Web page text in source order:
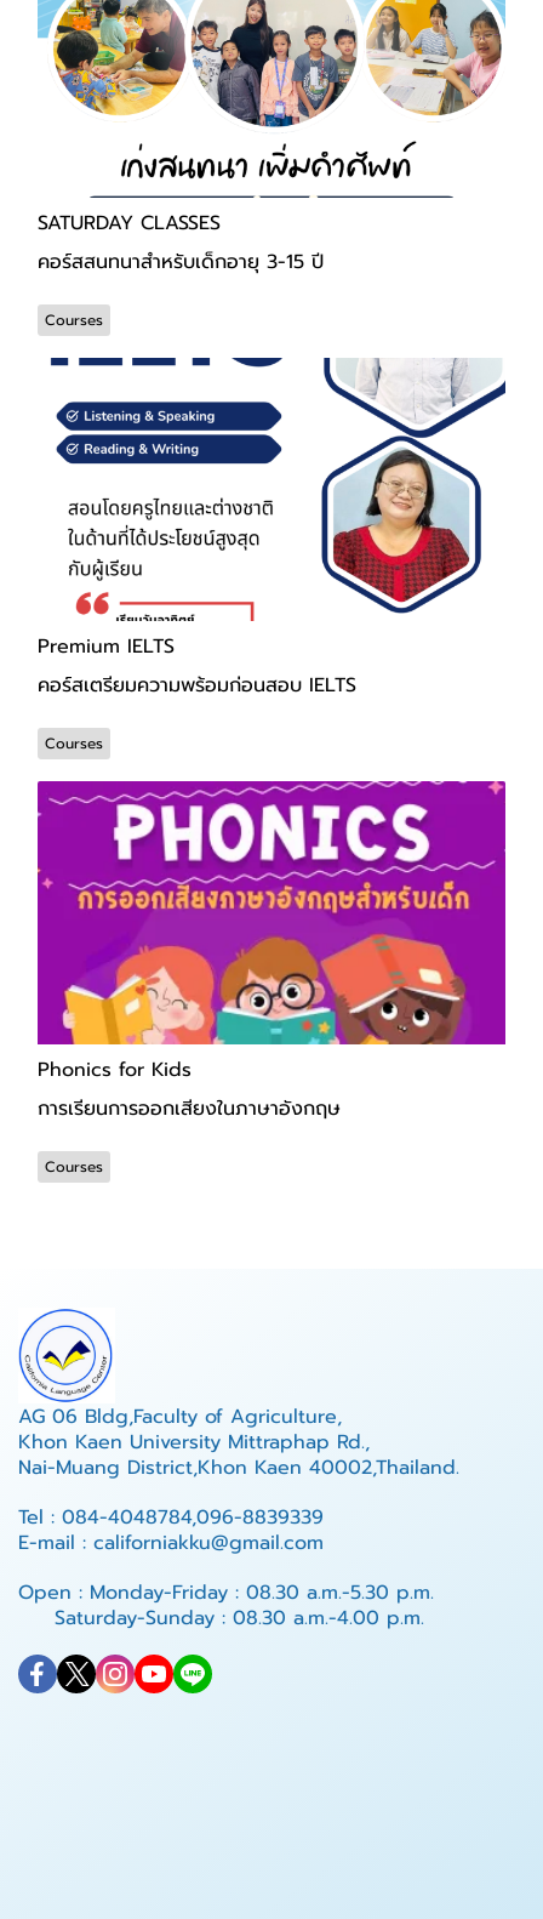
SATURDAY CLASSES
คอร์สสนทนาสำหรับเด็กอายุ 3-15 ปี
Courses
Premium IELTS
คอร์สเตรียมความพร้อมก่อนสอบ IELTS
Courses
Phonics for Kids
การเรียนการออกเสียงในภาษาอังกฤษ
Courses
AG 06 Bldg,Faculty of Agriculture,
Khon Kaen University Mittraphap Rd.,
Nai-Muang District,Khon Kaen 40002,Thailand.
Tel : 084-4048784,096-8839339
E-mail : californiakku@gmail.com
Open : Monday-Friday : 08.30 a.m.-5.30 p.m.
Saturday-Sunday : 08.30 a.m.-4.00 p.m.